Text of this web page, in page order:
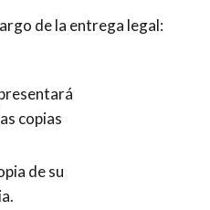
de la entrega legal:
copias
de su